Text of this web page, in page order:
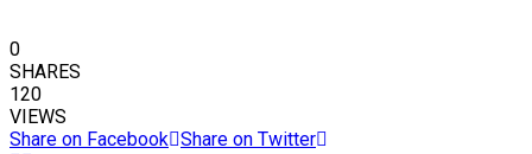
0
SHARES
120
VIEWS
Share on Facebook Share on Twitter